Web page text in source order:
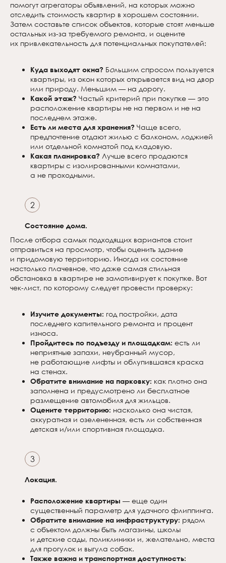
помогут агрегаторы объявлений, на которых можно
отследить стоимость квартир в хорошем состоянии.
Затем составьте список объектов, которые стоят меньше
остальных из-за требуемого ремонта, и оцените
их привлекательность для потенциальных покупателей:
Куда выходят окна? Большим спросом пользуется
квартиры, из окон которых открывается вид на двор
или природу. Меньшим — на дорогу.
Какой этаж? Частый критерий при покупке — это
расположение квартиры не на первом и не на
последнем этаже.
Есть ли места для хранения? Чаще всего,
предпочтение отдают жилью с балконом, лоджией
или отдельной комнатой под кладовую.
Какая планировка? Лучше всего продаются
квартиры с изолированными комнатами,
а не проходными.
Состояние дома.
2
После отбора самых подходящих вариантов стоит
отправиться на просмотр, чтобы оценить здание
и придомовую территорию. Иногда их состояние
настолько плачевное, что даже самая стильная
обстановка в квартире не замотивирует к покупке. Вот
чек-лист, по которому следует провести проверку:
Изучите документы: год постройки, дата
последнего капительного ремонта и процент
износа.
Пройдитесь по подъезду и площадкам: есть ли
неприятные запахи, неубранный мусор,
не работающие лифты и облупившаяся краска
на стенах.
Обратите внимание на парковку: как плотно она
заполнена и предусмотрено ли бесплатное
размещение автомобиля для жильцов.
Оцените территорию: насколько она чистая,
аккуратная и озелененная, есть ли собственная
детская и/или спортивная площадка.
Локация.
3
Расположение квартиры — еще один
существенный параметр для удачного флиппинга.
Обратите внимание на инфраструктуру: рядом
с объектом должны быть магазины, школы
и детские сады, поликлиники и, желательно, места
для прогулок и выгула собак.
Также важна и транспортная доступность: